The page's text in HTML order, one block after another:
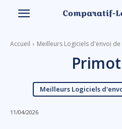
Accueil Meilleurs Logiciels d'envoi de
Meilleurs Logiciels
11/04/2026